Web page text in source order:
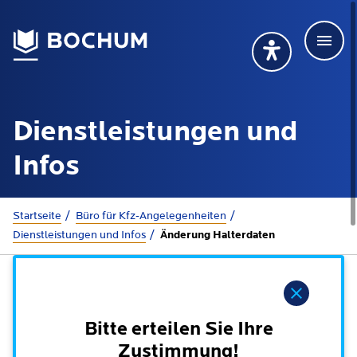
Übersetzung
Deutsch
Dienstleistungen und
Infos
Startseite
Büro für Kfz-Angelegenheiten
Dienstleistungen und Infos
Änderung Halterdaten
Bitte erteilen Sie Ihre
Zustimmung!
Übersetzung wählen (öffnet sich in Google
Deutsch
Rathaus
Online-Terminbuchung
Dienstleistungen nach Lebenslagen